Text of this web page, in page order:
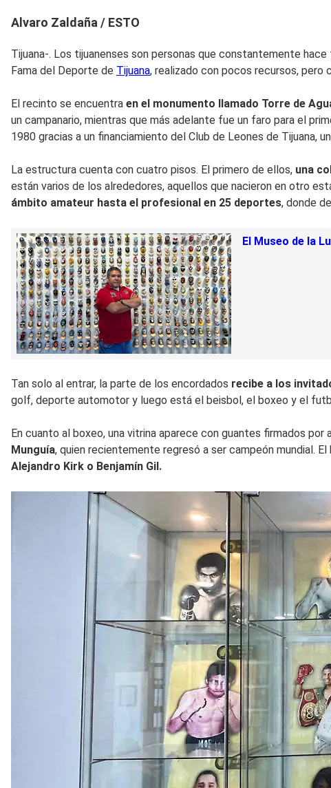
Alvaro Zaldaña / ESTO
Tijuana-. Los tijuanenses son personas que constantemente
Fama del Deporte de Tijuana, realizado con pocos recursos, pero
El recinto se encuentra en el monumento llamado Torre de
un campanario, mientras que más adelante fue un faro para el
1980 gracias a un financiamiento del Club de Leones de Tijuana,
La estructura cuenta con cuatro pisos. El primero de ellos, una
están varios de los alrededores, aquellos que nacieron en otro
ámbito amateur hasta el profesional en 25 deportes, donde
El Museo de la
Tan solo al entrar, la parte de los encordados recibe a los
golf, deporte automotor y luego está el beisbol, el boxeo y el
En cuanto al boxeo, una vitrina aparece con guantes firmados
Munguía, quien recientemente regresó a ser campeón mundial.
Alejandro Kirk o Benjamín Gil.